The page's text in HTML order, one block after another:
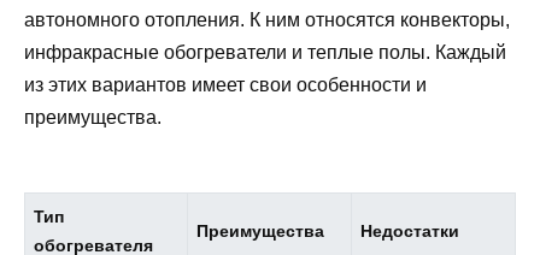
автономного отопления. К ним относятся конвекторы,
инфракрасные обогреватели и теплые полы. Каждый
из этих вариантов имеет свои особенности и
преимущества.
Тип
обогревателя
Преимущества Недостатки